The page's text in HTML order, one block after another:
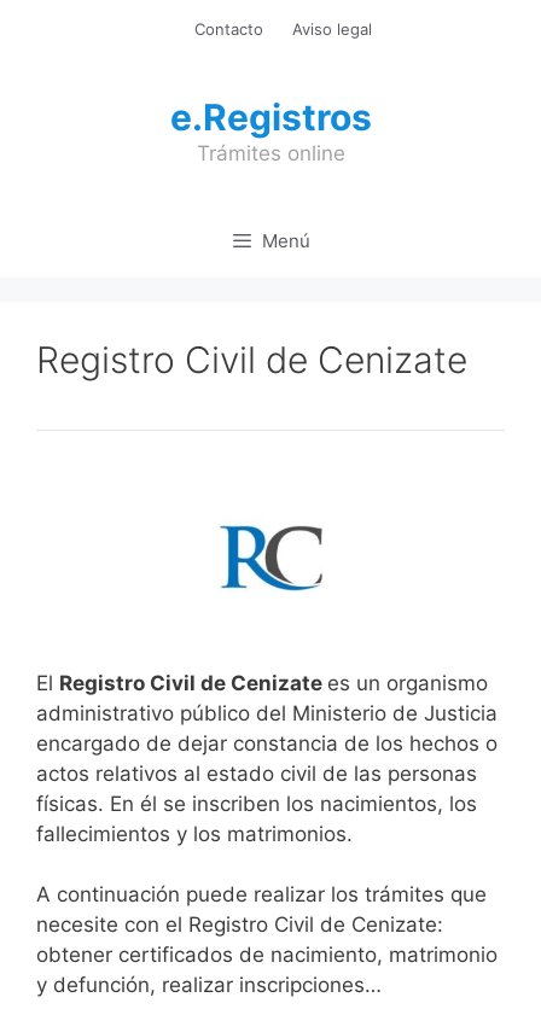
Contacto Aviso legal
e.Registros
Trámites online
Menú
Registro Civil de Cenizate
El Registro Civil de Cenizate es un organismo
administrativo público del Ministerio de Justicia
encargado de dejar constancia de los hechos o
actos relativos al estado civil de las personas
físicas. En él se inscriben los nacimientos, los
fallecimientos y los matrimonios.
A continuación puede realizar los trámites que
necesite con el Registro Civil de Cenizate:
obtener certificados de nacimiento, matrimonio
y defunción, realizar inscripciones…